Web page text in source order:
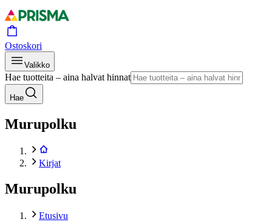
Ostoskori
Valikko
Hae tuotteita – aina halvat hinnat
Hae
Murupolku
Kirjat
Murupolku
Etusivu